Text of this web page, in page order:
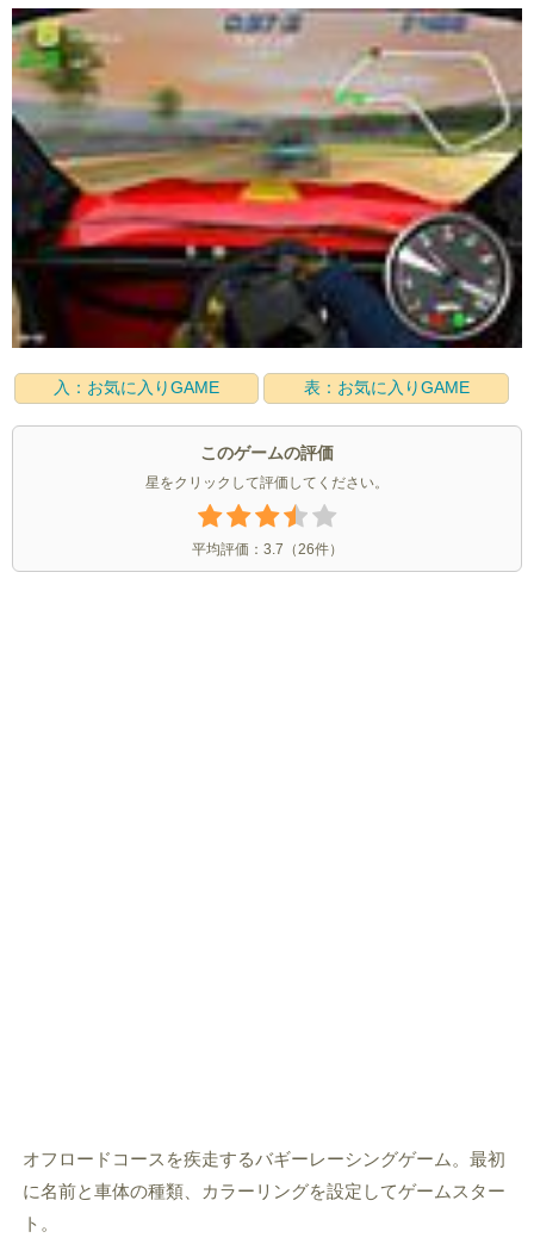
入：お気に入りGAME 表：お気に入りGAME
このゲームの評価
星をクリックして評価してください。
平均評価： 3.7 （26件）
オフロードコースを疾走するバギーレーシングゲーム。最初
に名前と車体の種類、カラーリングを設定してゲームスター
ト。